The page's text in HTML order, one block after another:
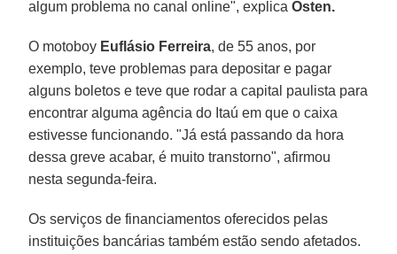
algum problema no canal online", explicaOsten.
O motoboy Euflásio Ferreira, de 55 anos, por
exemplo, teve problemas para depositar e pagar
alguns boletos e teve que rodar a capital paulista para
encontrar alguma agência do Itaú em que o caixa
estivesse funcionando. "Já está passando da hora
dessa greve acabar, é muito transtorno", afirmou
nesta segunda-feira.
Os serviços de financiamentos oferecidos pelas
instituições bancárias também estão sendo afetados.